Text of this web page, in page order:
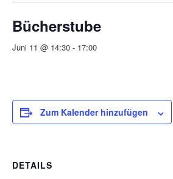
Bücherstube
Juni 11 @ 14:30 - 17:00
Zum Kalender hinzufügen
DETAILS